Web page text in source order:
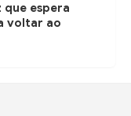
que espera
voltar ao